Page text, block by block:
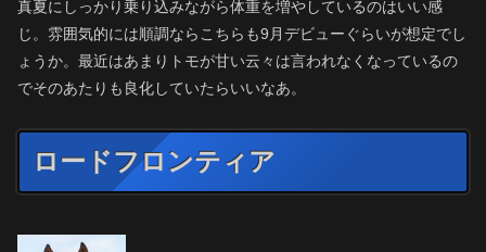
真夏にしっかり乗り込みながら体重を増やしているのはいい感
じ。雰囲気的には順調ならこちらも9月デビューぐらいが想定でし
ょうか。最近はあまりトモが甘い云々は言われなくなっているの
でそのあたりも良化していたらいいなあ。
ロードフロンティア